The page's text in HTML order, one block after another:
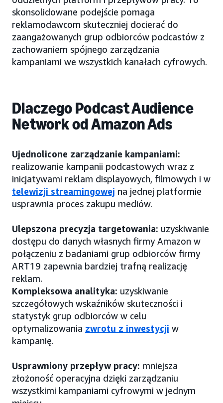
skonsolidowane podejście pomaga
reklamodawcom skuteczniej docierać do
zaangażowanych grup odbiorców podcastów z
zachowaniem spójnego zarządzania
kampaniami we wszystkich kanałach cyfrowych.
Dlaczego Podcast Audience
Network od Amazon Ads
Ujednolicone zarządzanie kampaniami:
realizowanie kampanii podcastowych wraz z
inicjatywami reklam displayowych, filmowych i w
telewizji streamingowej na jednej platformie
usprawnia proces zakupu mediów.
Ulepszona precyzja targetowania: uzyskiwanie
dostępu do danych własnych firmy Amazon w
połączeniu z badaniami grup odbiorców firmy
ART19 zapewnia bardziej trafną realizację
reklam.
Kompleksowa analityka: uzyskiwanie
szczegółowych wskaźników skuteczności i
statystyk grup odbiorców w celu
optymalizowania zwrotu z inwestycji w
kampanię.
Usprawniony przepływ pracy: mniejsza
złożoność operacyjna dzięki zarządzaniu
wszystkimi kampaniami cyfrowymi w jednym